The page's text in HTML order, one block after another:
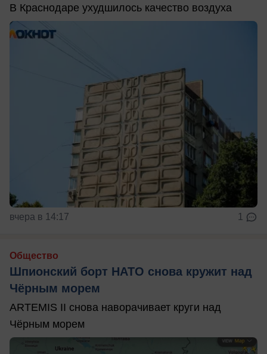
В Краснодаре ухудшилось качество воздуха
вчера в 14:17 1
Общество
Шпионский борт НАТО снова кружит над
Чёрным морем
ARTEMIS II снова наворачивает круги над
Чёрным морем